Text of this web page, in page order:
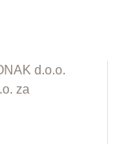
d.o.o.
za